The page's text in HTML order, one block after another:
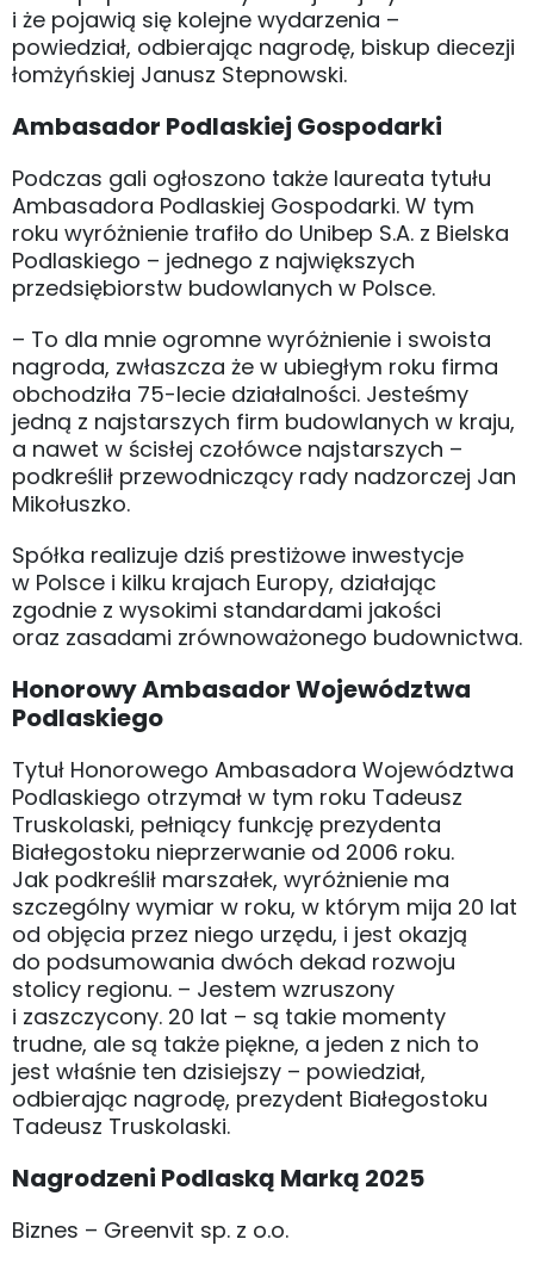
i że pojawią się kolejne wydarzenia –
powiedział, odbierając nagrodę, biskup diecezji
łomżyńskiej Janusz Stepnowski.
Ambasador Podlaskiej Gospodarki
Podczas gali ogłoszono także laureata tytułu
Ambasadora Podlaskiej Gospodarki. W tym
roku wyróżnienie trafiło do Unibep S.A. z Bielska
Podlaskiego – jednego z największych
przedsiębiorstw budowlanych w Polsce.
– To dla mnie ogromne wyróżnienie i swoista
nagroda, zwłaszcza że w ubiegłym roku firma
obchodziła 75-lecie działalności. Jesteśmy
jedną z najstarszych firm budowlanych w kraju,
a nawet w ścisłej czołówce najstarszych –
podkreślił przewodniczący rady nadzorczej Jan
Mikołuszko.
Spółka realizuje dziś prestiżowe inwestycje
w Polsce i kilku krajach Europy, działając
zgodnie z wysokimi standardami jakości
oraz zasadami zrównoważonego budownictwa.
Honorowy Ambasador Województwa
Podlaskiego
Tytuł Honorowego Ambasadora Województwa
Podlaskiego otrzymał w tym roku Tadeusz
Truskolaski, pełniący funkcję prezydenta
Białegostoku nieprzerwanie od 2006 roku.
Jak podkreślił marszałek, wyróżnienie ma
szczególny wymiar w roku, w którym mija 20 lat
od objęcia przez niego urzędu, i jest okazją
do podsumowania dwóch dekad rozwoju
stolicy regionu. – Jestem wzruszony
i zaszczycony. 20 lat – są takie momenty
trudne, ale są także piękne, a jeden z nich to
jest właśnie ten dzisiejszy – powiedział,
odbierając nagrodę, prezydent Białegostoku
Tadeusz Truskolaski.
Nagrodzeni Podlaską Marką 2025
Biznes – Greenvit sp. z o.o.